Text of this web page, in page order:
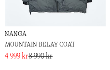
NANGA
MOUNTAIN BELAY COAT
4 999 kr8 990 kr